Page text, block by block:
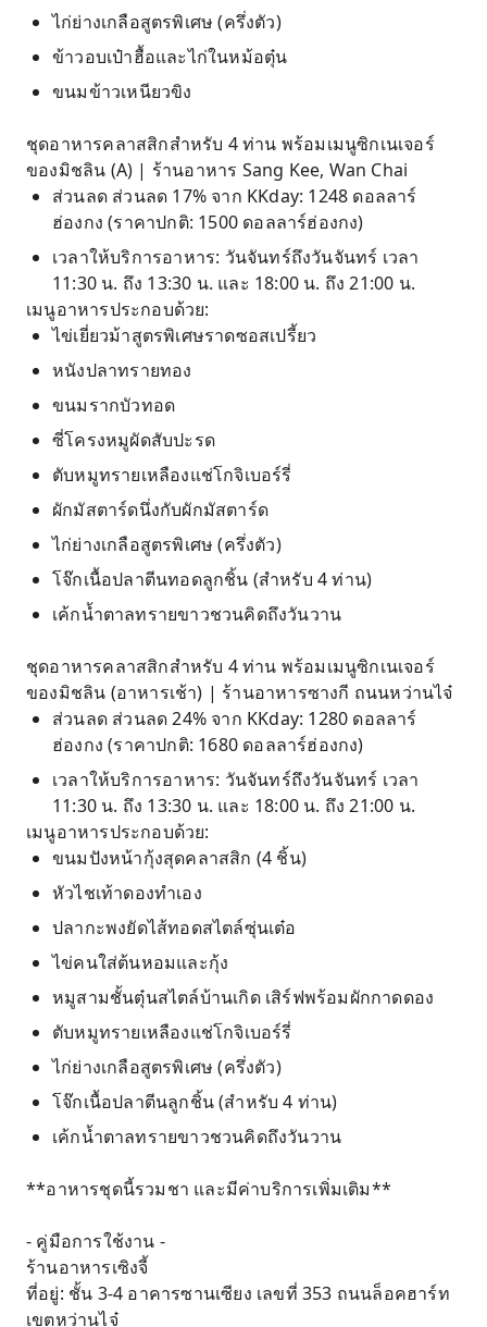
ไก่ย่างเกลือสูตรพิเศษ (ครึ่งตัว)
ข้าวอบเป๋าฮื้อและไก่ในหม้อตุ๋น
ขนมข้าวเหนียวขิง
ชุดอาหารคลาสสิกสำหรับ 4 ท่าน พร้อมเมนูซิกเนเจอร์
ของมิชลิน (A) | ร้านอาหาร Sang Kee, Wan Chai
ส่วนลด ส่วนลด 17% จาก KKday: 1248 ดอลลาร์
ฮ่องกง (ราคาปกติ: 1500 ดอลลาร์ฮ่องกง)
เวลาให้บริการอาหาร: วันจันทร์ถึงวันจันทร์ เวลา
11:30 น. ถึง 13:30 น. และ 18:00 น. ถึง 21:00 น.
เมนูอาหารประกอบด้วย:
ไข่เยี่ยวม้าสูตรพิเศษราดซอสเปรี้ยว
หนังปลาทรายทอง
ขนมรากบัวทอด
ซี่โครงหมูผัดสับปะรด
ตับหมูทรายเหลืองแช่โกจิเบอร์รี่
ผักมัสตาร์ดนึ่งกับผักมัสตาร์ด
ไก่ย่างเกลือสูตรพิเศษ (ครึ่งตัว)
โจ๊กเนื้อปลาตีนทอดลูกชิ้น (สำหรับ 4 ท่าน)
เค้กน้ำตาลทรายขาวชวนคิดถึงวันวาน
ชุดอาหารคลาสสิกสำหรับ 4 ท่าน พร้อมเมนูซิกเนเจอร์
ของมิชลิน (อาหารเช้า) | ร้านอาหารซางกี ถนนหว่านไจ๋
ส่วนลด ส่วนลด 24% จาก KKday: 1280 ดอลลาร์
ฮ่องกง (ราคาปกติ: 1680 ดอลลาร์ฮ่องกง)
เวลาให้บริการอาหาร: วันจันทร์ถึงวันจันทร์ เวลา
11:30 น. ถึง 13:30 น. และ 18:00 น. ถึง 21:00 น.
เมนูอาหารประกอบด้วย:
ขนมปังหน้ากุ้งสุดคลาสสิก (4 ชิ้น)
หัวไชเท้าดองทำเอง
ปลากะพงยัดไส้ทอดสไตล์ซุ่นเต๋อ
ไข่คนใส่ต้นหอมและกุ้ง
หมูสามชั้นตุ๋นสไตล์บ้านเกิด เสิร์ฟพร้อมผักกาดดอง
ตับหมูทรายเหลืองแช่โกจิเบอร์รี่
ไก่ย่างเกลือสูตรพิเศษ (ครึ่งตัว)
โจ๊กเนื้อปลาตีนลูกชิ้น (สำหรับ 4 ท่าน)
เค้กน้ำตาลทรายขาวชวนคิดถึงวันวาน
**อาหารชุดนี้รวมชา และมีค่าบริการเพิ่มเติม**
- คู่มือการใช้งาน -
ร้านอาหารเซิงจี้
ที่อยู่: ชั้น 3-4 อาคารซานเซียง เลขที่ 353 ถนนล็อคฮาร์ท
เขตหว่านไจ๋